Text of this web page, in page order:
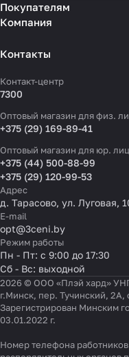
Покупателям
Компания
Контакты
Контакт-центр
7300
Оптовый магазин для физ.
+375 (29) 169-89-41
Оптовый магазин для юр. лиц
+375 (44) 500-88-99
+375 (29) 120-99-53
Адрес
д. Тарасово, ул. Луговая,
E-mail
opt@3ceni.by
Режим работы
Пн - Пт: с 9:00 до 17:30
Сб - Вс: выходной
2026 © ООО «Плэй хард»
г.Минск, пер. Тучинский,
Зарегистрирован Минским
03.01.2022 г.
Номер телефона